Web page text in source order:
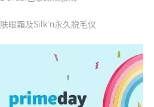
肤眼霜及Silk'n永久脱毛仪